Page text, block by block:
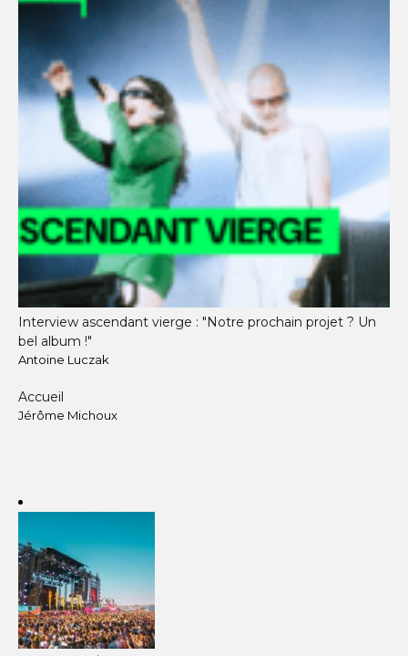
Interview ascendant vierge : "Notre prochain projet ? Un
bel album !"
Antoine Luczak
Accueil
Jérôme Michoux